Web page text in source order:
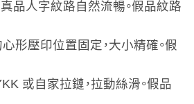
品人字紋路自然流暢。假品紋路
形壓印位置固定，大小精確。假
或自家拉鏈，拉動絲滑。假品